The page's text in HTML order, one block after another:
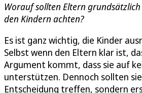
Worauf sollten Eltern
den Kindern achten?
Es ist ganz wichtig, die Kinder
Selbst wenn den Eltern klar ist,
Argument kommt, dass sie auf
unterstützen. Dennoch sollten
Entscheidung treffen, sondern